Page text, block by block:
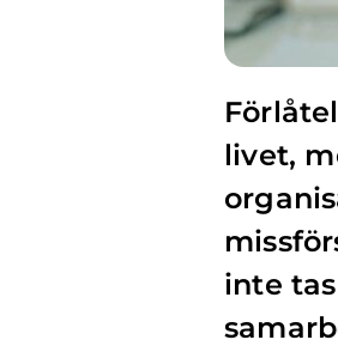
livet,
inte